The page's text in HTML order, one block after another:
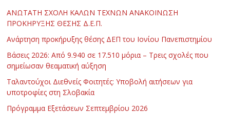
ΑΝΩΤΑΤΗ ΣΧΟΛΗ ΚΑΛΩΝ ΤΕΧΝΩΝ ΑΝΑΚΟΙΝΩΣΗ
ΠΡΟΚΗΡΥΞΗΣ ΘΕΣΗΣ Δ.Ε.Π.
Ανάρτηση προκήρυξης θέσης ΔΕΠ του Ιονίου Πανεπιστημίου
Βάσεις 2026: Από 9.940 σε 17.510 μόρια – Τρεις σχολές που
σημείωσαν θεαματική αύξηση
Ταλαντούχοι Διεθνείς Φοιτητές: Υποβολή αιτήσεων για
υποτροφίες στη Σλοβακία
Πρόγραμμα Εξετάσεων Σεπτεμβρίου 2026